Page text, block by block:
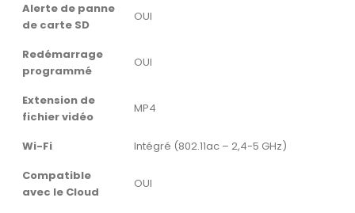
Alerte de panne
de carte SD
OUI
Redémarrage
programmé
OUI
Extension de
fichier vidéo
MP4
Wi-Fi
Intégré (802.11ac – 2,4-5 GHz)
Compatible
avec le Cloud
OUI